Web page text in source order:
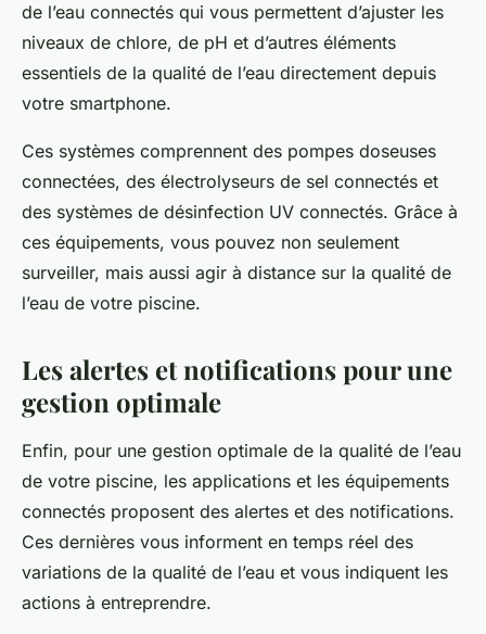
de l’eau connectés qui vous permettent d’ajuster les
niveaux de chlore, de pH et d’autres éléments
essentiels de la qualité de l’eau directement depuis
votre smartphone.
Ces systèmes comprennent des pompes doseuses
connectées, des électrolyseurs de sel connectés et
des systèmes de désinfection UV connectés. Grâce à
ces équipements, vous pouvez non seulement
surveiller, mais aussi agir à distance sur la qualité de
l’eau de votre piscine.
Les alertes et notifications pour une
gestion optimale
Enfin, pour une gestion optimale de la qualité de l’eau
de votre piscine, les applications et les équipements
connectés proposent des alertes et des notifications.
Ces dernières vous informent en temps réel des
variations de la qualité de l’eau et vous indiquent les
actions à entreprendre.